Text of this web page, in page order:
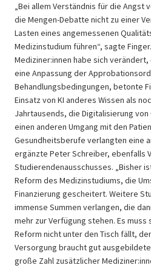
„Bei allem Verständnis für die Angst
die Mengen-Debatte nicht zu einer
Lasten eines angemessenen
Medizinstudium führen“, sagte
Mediziner:innen habe sich
eine Anpassung der
Behandlungsbedingungen, betonte
Einsatz von KI anderes Wissen als
Jahrtausends, die Digitalisierung
einen anderen Umgang mit den
Gesundheitsberufe verlangten eine
ergänzte Peter Schreiber, ebenfalls
Studierendenausschusses. „Bisher
Reform des Medizinstudiums, die
Finanzierung gescheitert. Weitere
immense Summen verlangen, die
mehr zur Verfügung stehen. Es
Reform nicht unter den Tisch fällt,
Versorgung braucht gut
große Zahl zusätzlicher